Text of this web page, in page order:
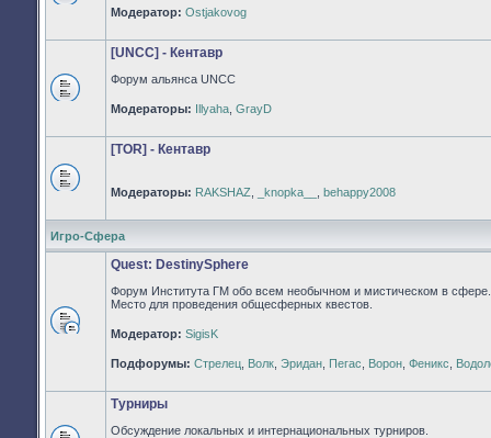
Нет
непрочитанных
Модератор: Ostjakovog
Нет
непрочитанных
[UNCC] - Кентавр
Форум альянса UNCC
Модераторы: Illyaha GrayD
Нет
сообщений
[TOR] - Кентавр
Модераторы: RAKSHAZ _knopka__ behappy2008
Игро-Сфера
Нет
сообщений
Quest: DestinySphere
Форум Института ГМ обо всем необычном и мистическом в сфере.
Место для проведения общесферных квестов.
Модератор: SigisK
Подфорумы: Стрелец Волк Эридан Пегас Ворон Феникс
Турниры
Обсуждение локальных и интернациональных турниров.